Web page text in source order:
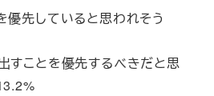
優先していると思われそう
すことを優先するべきだと思